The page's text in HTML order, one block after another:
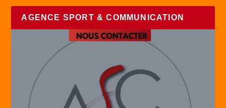
AGENCE SPORT & COMMUNICATION